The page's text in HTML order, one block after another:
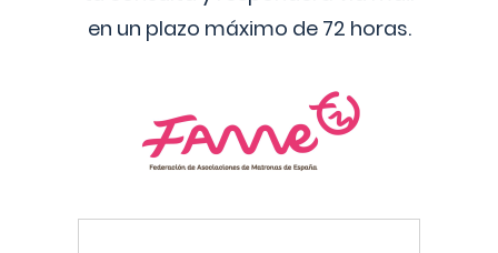
en un plazo máximo de 72 horas.